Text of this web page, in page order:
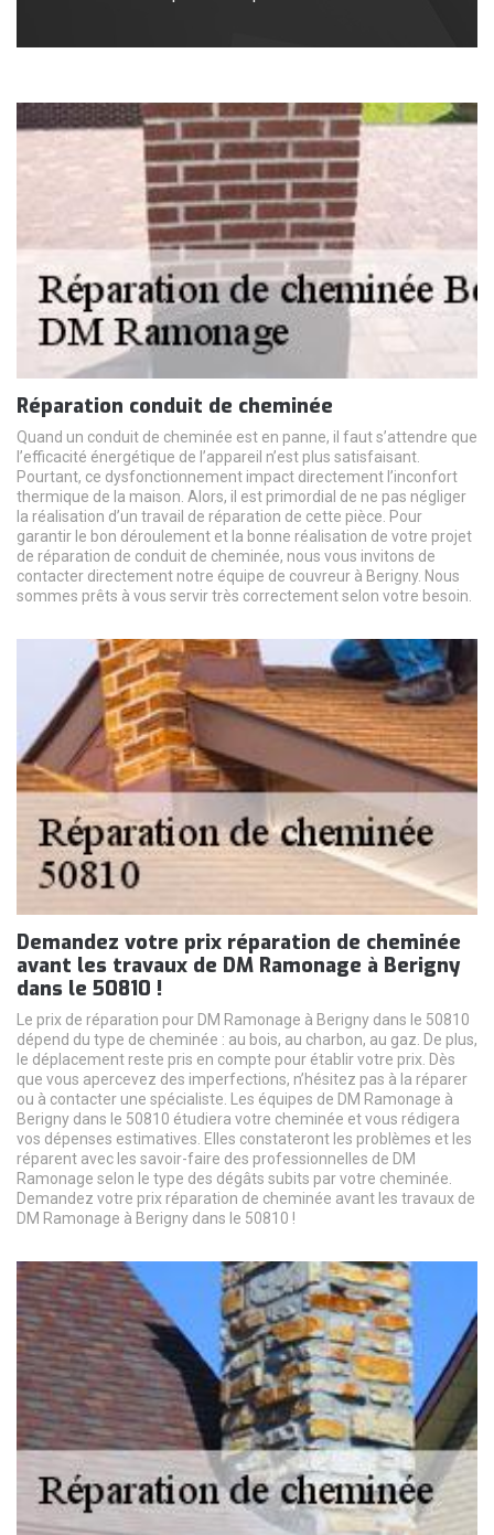
Réparation conduit de cheminée
Quand un conduit de cheminée est en panne, il faut s’attendre que
l’efficacité énergétique de l’appareil n’est plus satisfaisant.
Pourtant, ce dysfonctionnement impact directement l’inconfort
thermique de la maison. Alors, il est primordial de ne pas négliger
la réalisation d’un travail de réparation de cette pièce. Pour
garantir le bon déroulement et la bonne réalisation de votre projet
de réparation de conduit de cheminée, nous vous invitons de
contacter directement notre équipe de couvreur à Berigny. Nous
sommes prêts à vous servir très correctement selon votre besoin.
Demandez votre prix réparation de cheminée
avant les travaux de DM Ramonage à Berigny
dans le 50810 !
Le prix de réparation pour DM Ramonage à Berigny dans le 50810
dépend du type de cheminée : au bois, au charbon, au gaz. De plus,
le déplacement reste pris en compte pour établir votre prix. Dès
que vous apercevez des imperfections, n’hésitez pas à la réparer
ou à contacter une spécialiste. Les équipes de DM Ramonage à
Berigny dans le 50810 étudiera votre cheminée et vous rédigera
vos dépenses estimatives. Elles constateront les problèmes et les
réparent avec les savoir-faire des professionnelles de DM
Ramonage selon le type des dégâts subits par votre cheminée.
Demandez votre prix réparation de cheminée avant les travaux de
DM Ramonage à Berigny dans le 50810 !